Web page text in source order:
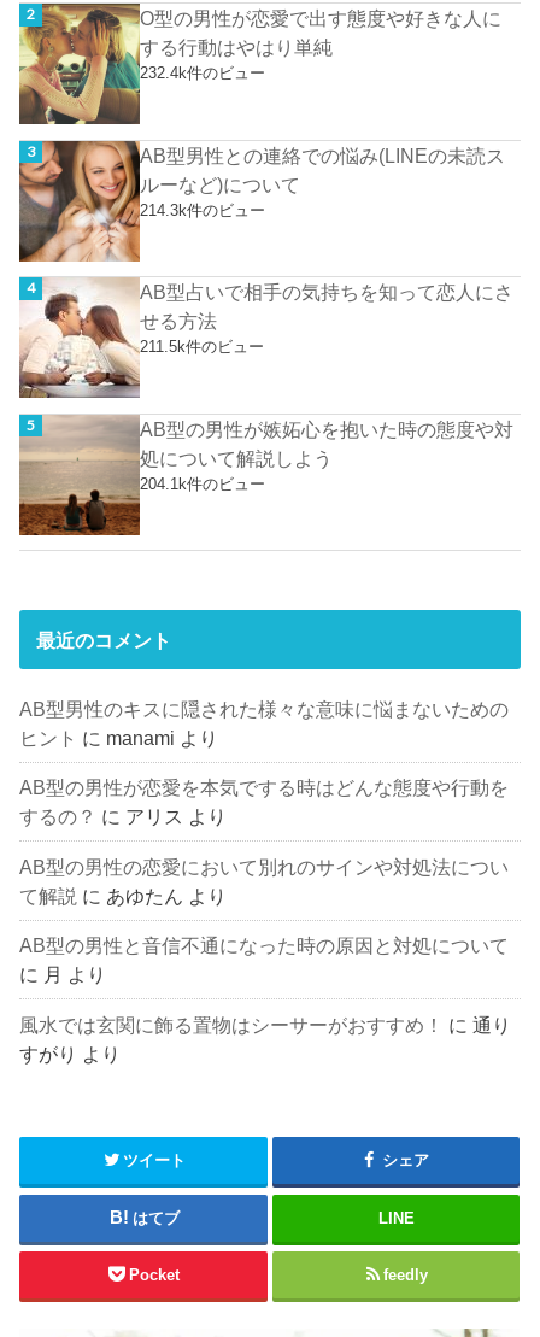
O型の男性が恋愛で出す態度や好きな人に
する行動はやはり単純
232.4k件のビュー
AB型男性との連絡での悩み(LINEの未読ス
ルーなど)について
214.3k件のビュー
AB型占いで相手の気持ちを知って恋人にさ
せる方法
211.5k件のビュー
AB型の男性が嫉妬心を抱いた時の態度や対
処について解説しよう
204.1k件のビュー
最近のコメント
AB型男性のキスに隠された様々な意味に悩まないための
ヒント に manami より
AB型の男性が恋愛を本気でする時はどんな態度や行動を
するの？ に アリス より
AB型の男性の恋愛において別れのサインや対処法につい
て解説 に あゆたん より
AB型の男性と音信不通になった時の原因と対処について
に 月 より
風水では玄関に飾る置物はシーサーがおすすめ！ に通り
すがり
より
ツイート シェア
はてブ LINE
Pocket feedly